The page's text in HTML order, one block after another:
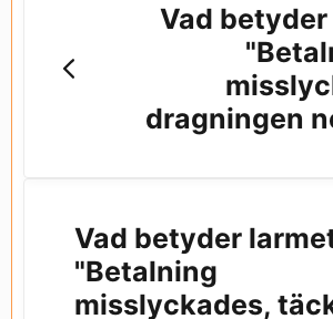
Vad
dragningen
Vad betyder
"Betalning
misslyckades,